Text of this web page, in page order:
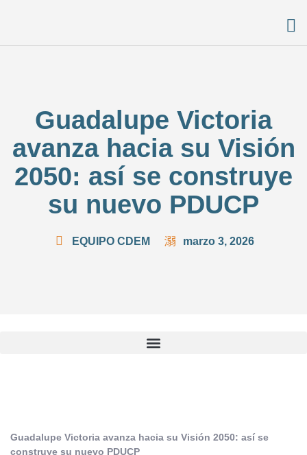
Guadalupe Victoria
avanza hacia su Visión
2050: así se construye
su nuevo PDUCP
EQUIPO CDEM marzo 3, 2026
Guadalupe Victoria avanza hacia su Visión 2050: así se
construye su nuevo PDUCP